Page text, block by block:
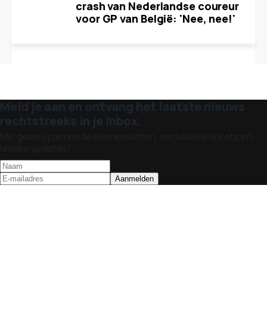
crash van Nederlandse coureur
voor GP van België: 'Nee, nee!'
Meld je aan en ontvang het laatste nieuws
rechtstreeks in je inbox.
Mis geen spannende evenementen, exclusieve tickets en
unieke updates!